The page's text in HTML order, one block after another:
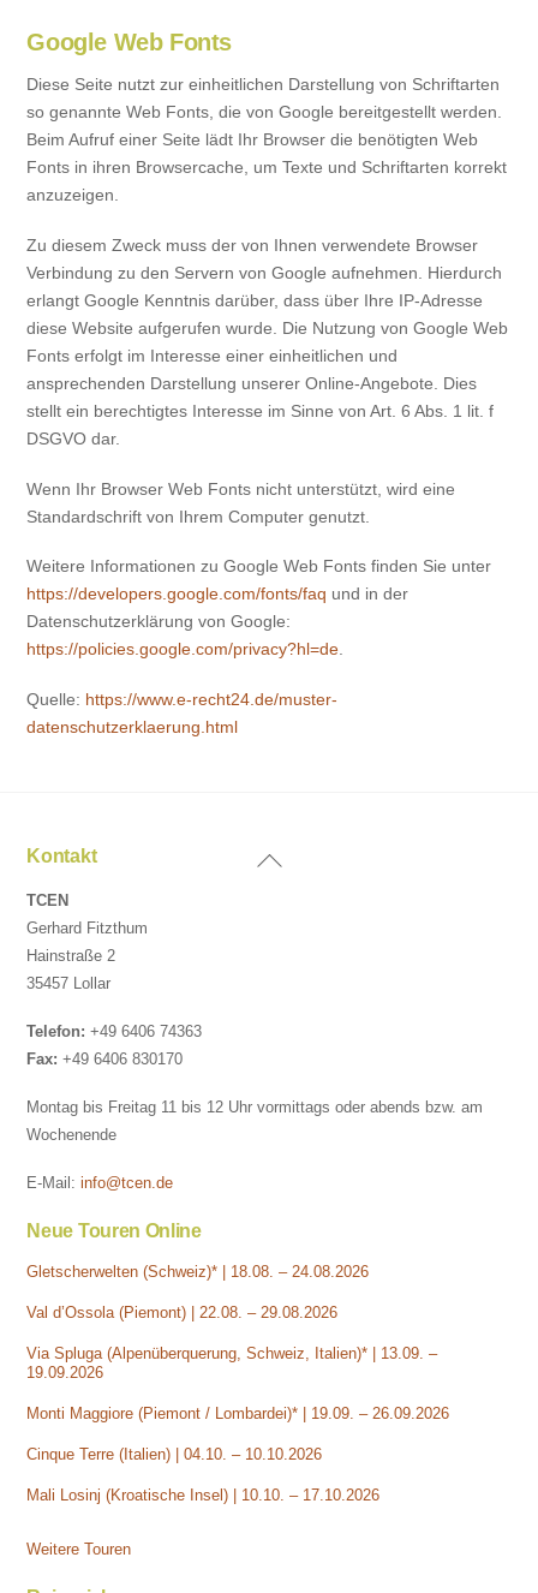
Google Web Fonts
Diese Seite nutzt zur einheitlichen Darstellung von Schriftarten
so genannte Web Fonts, die von Google bereitgestellt werden.
Beim Aufruf einer Seite lädt Ihr Browser die benötigten Web
Fonts in ihren Browsercache, um Texte und Schriftarten korrekt
anzuzeigen.
Zu diesem Zweck muss der von Ihnen verwendete Browser
Verbindung zu den Servern von Google aufnehmen. Hierdurch
erlangt Google Kenntnis darüber, dass über Ihre IP-Adresse
diese Website aufgerufen wurde. Die Nutzung von Google Web
Fonts erfolgt im Interesse einer einheitlichen und
ansprechenden Darstellung unserer Online-Angebote. Dies
stellt ein berechtigtes Interesse im Sinne von Art. 6 Abs. 1 lit. f
DSGVO dar.
Wenn Ihr Browser Web Fonts nicht unterstützt, wird eine
Standardschrift von Ihrem Computer genutzt.
Weitere Informationen zu Google Web Fonts finden Sie unter
https://developers.google.com/fonts/faq und in der
Datenschutzerklärung von Google:
https://policies.google.com/privacy?hl=de.
Quelle: https://www.e-recht24.de/muster-
datenschutzerklaerung.html
Back
Kontakt
TCEN
Gerhard Fitzthum
Hainstraße 2
35457 Lollar
Telefon: +49 6406 74363
Fax: +49 6406 830170
Montag bis Freitag 11 bis 12 Uhr vormittags oder abends bzw. am
Wochenende
E-Mail:info@tcen.de
Neue Touren Online
Gletscherwelten (Schweiz)* | 18.08. – 24.08.2026
Val d’Ossola (Piemont) | 22.08. – 29.08.2026
Via Spluga (Alpenüberquerung, Schweiz, Italien)* | 13.09. –
19.09.2026
Monti Maggiore (Piemont / Lombardei)* | 19.09. – 26.09.2026
Cinque Terre (Italien) | 04.10. – 10.10.2026
Mali Losinj (Kroatische Insel) | 10.10. – 17.10.2026
Weitere Touren